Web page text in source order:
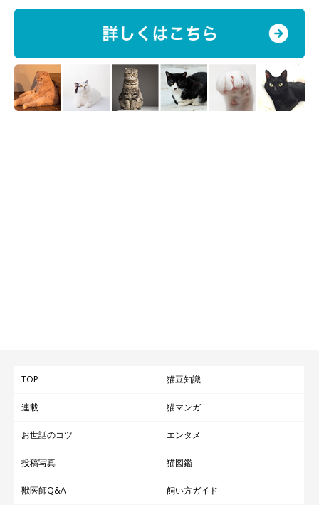
TOP 猫豆知識
連載 猫マンガ
お世話のコツ エンタメ
投稿写真 猫図鑑
獣医師Q&A 飼い方ガイド